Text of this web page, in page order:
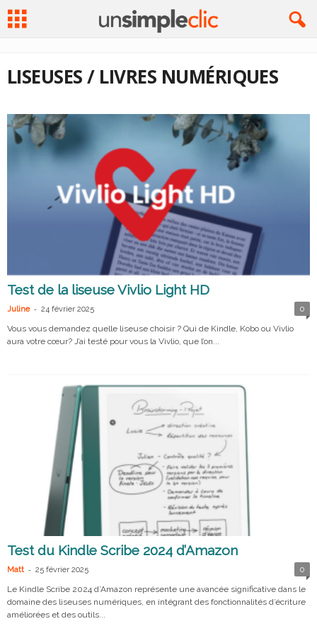
LISEUSES / LIVRES NUMÉRIQUES
Test de la liseuse Vivlio Light HD
Juline - 24 février 2025 0
Vous vous demandez quelle liseuse choisir ? Qui de Kindle, Kobo ou Vivlio
aura votre cœur? J’ai testé pour vous la Vivlio, que l’on...
Test du Kindle Scribe 2024 d’Amazon
Matt - 25 février 2025 0
Le Kindle Scribe 2024 d’Amazon représente une avancée significative dans le
domaine des liseuses numériques, en intégrant des fonctionnalités d’écriture
améliorées et des outils...